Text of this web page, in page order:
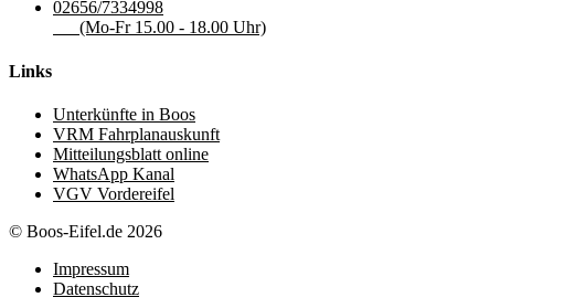
02656/7334998
(Mo-Fr 15.00 - 18.00 Uhr)
Links
Unterkünfte in Boos
VRM Fahrplanauskunft
Mitteilungsblatt online
WhatsApp Kanal
VGV Vordereifel
© Boos-Eifel.de 2026
Impressum
Datenschutz